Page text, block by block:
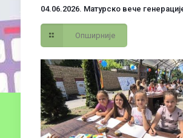
04.06.2026. Матурско вече
Опширније